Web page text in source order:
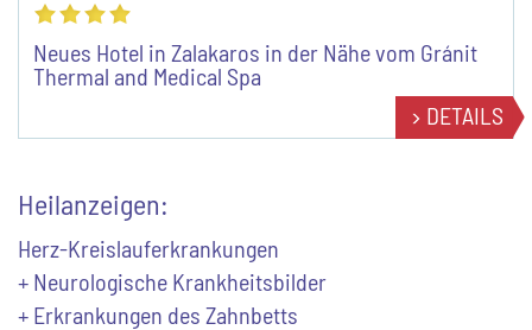
DETAILS
Neues Hotel in Zalakaros in der Nähe vom Gránit
Thermal and Medical Spa
Heilanzeigen:
Herz-Kreislauferkrankungen
+ Neurologische Krankheitsbilder
+ Erkrankungen des Zahnbetts